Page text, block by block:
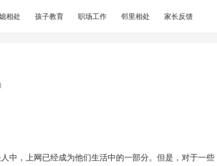
相处 孩子教育 职场工作 邻里相处 家长反馈
中，上网已经成为他们生活中的一部分。但是，对于一些